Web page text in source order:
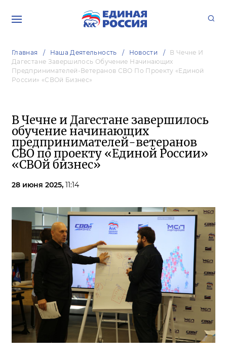
Главная Наша Деятельность Новости
В Чечне И
Дагестане Завершилось Обучение Начинающих
Предпринимателей-Ветеранов СВО По Проекту «Единой
России» «СВОй Бизнес»
В Чечне и Дагестане завершилось
обучение начинающих
предпринимателей-ветеранов
СВО по проекту «Единой России»
«СВОй бизнес»
28 июня 2025, 11:14